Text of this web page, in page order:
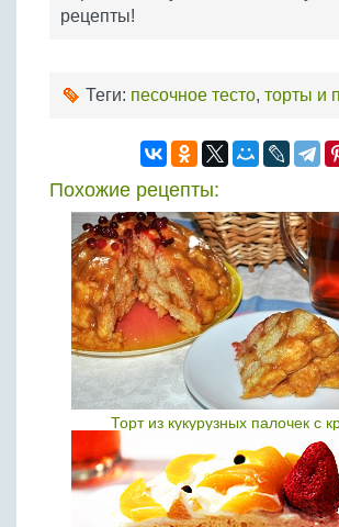
рецепты!
Теги: песочное тесто, торты и
Похожие рецепты:
Торт из кукурузных палочек с